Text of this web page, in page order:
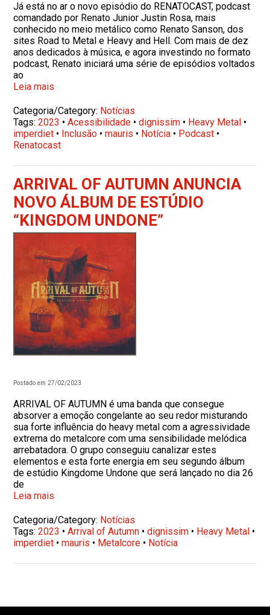
Já está no ar o novo episódio do RENATOCAST, podcast
comandado por Renato Junior Justin Rosa, mais
conhecido no meio metálico como Renato Sanson, dos
sites Road to Metal e Heavy and Hell. Com mais de dez
anos dedicados à música, e agora investindo no formato
podcast, Renato iniciará uma série de episódios voltados
ao
Leia mais
Categoria/Category: Notícias
Tags:2023 •Acessibilidade •dignissim • Heavy Metal •
imperdiet • Inclusão •mauris • Notícia • Podcast •
Renatocast
ARRIVAL OF AUTUMN ANUNCIA
NOVO ÁLBUM DE ESTÚDIO
“KINGDOM UNDONE”
Postado em 27/02/2023
ARRIVAL OF AUTUMN é uma banda que consegue
absorver a emoção congelante ao seu redor misturando
sua forte influência do heavy metal com a agressividade
extrema do metalcore com uma sensibilidade melódica
arrebatadora. O grupo conseguiu canalizar estes
elementos e esta forte energia em seu segundo álbum
de estúdio Kingdome Undone que será lançado no dia 26
de
Leia mais
Categoria/Category: Notícias
Tags:2023 •Arrival of Autumn •dignissim • Heavy Metal •
imperdiet •mauris • Metalcore • Notícia